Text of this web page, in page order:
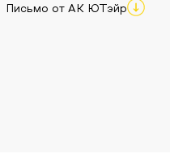
Письмо от АК ЮТэйр